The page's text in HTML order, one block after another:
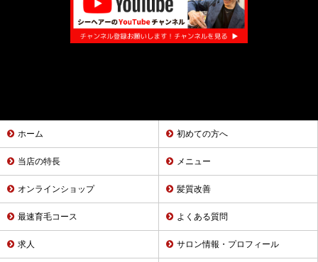
ホーム 初めての方へ
当店の特長 メニュー
オンラインショップ 髪質改善
最速育毛コース よくある質問
求人 サロン情報・プロフィール